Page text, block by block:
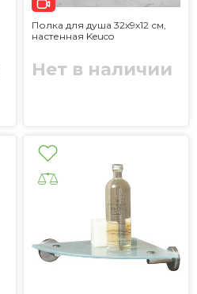
Полка для душа 32x9x12 см,
настенная Keuco
Нет в наличии